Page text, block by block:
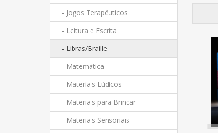
- Jogos Terapêuticos
- Leitura e Escrita
- Libras/Braille
- Matemática
- Materiais Lúdicos
- Materiais para Brincar
- Materiais Sensoriais